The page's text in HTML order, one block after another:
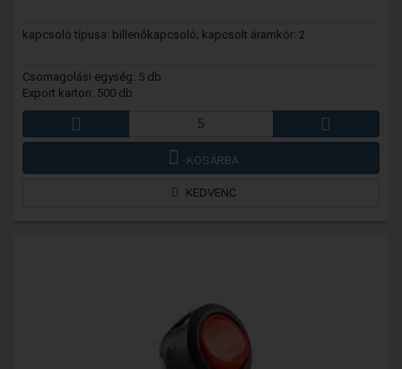
kapcsoló típusa: billenőkapcsoló; kapcsolt áramkör: 2
Csomagolási egység: 5 db
Export karton: 500 db
KOSÁRBA
KEDVENC